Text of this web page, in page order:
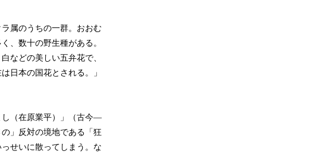
属のうちの一群。おおむ
、数十の野生種がある。
などの美しい五弁花で、
日本の国花とされる。」
（在原業平）」（古今―
」反対の境地である「狂
せいに散ってしまう。な